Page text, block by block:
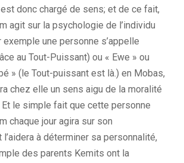
donc chargé de sens; et de ce fait,
agit sur la psychologie de l’individu
exemple une personne s’appelle
au Tout-Puissant) ou « Ewe » ou
» (le Tout-puissant est là.) en Mobas,
chez elle un sens aigu de la moralité
Et le simple fait que cette personne
chaque jour agira sur son
à déterminer sa personnalité,
des parents Kemits ont la